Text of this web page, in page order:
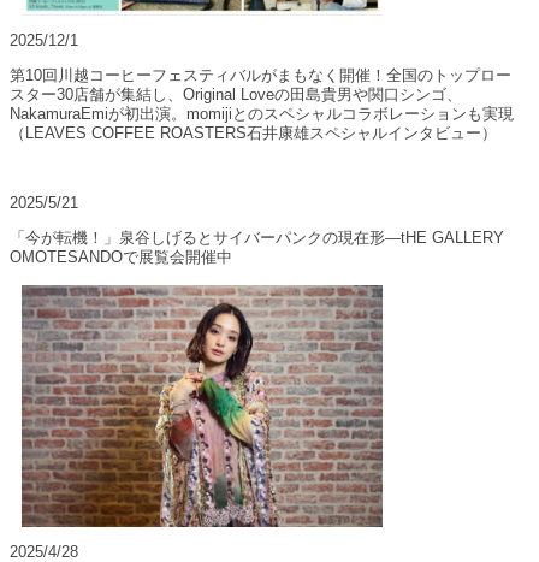
2025/12/1
第10回川越コーヒーフェスティバルがまもなく開催！全国のトップロー
スター30店舗が集結し、Original Loveの田島貴男や関口シンゴ、
NakamuraEmiが初出演。momijiとのスペシャルコラボレーションも実現
（LEAVES COFFEE ROASTERS石井康雄スペシャルインタビュー）
2025/5/21
「今が転機！」泉谷しげるとサイバーパンクの現在形―tHE GALLERY
OMOTESANDOで展覧会開催中
2025/4/28